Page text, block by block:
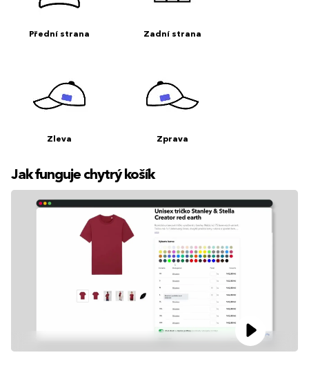
Přední strana Zadní strana
Zleva Zprava
Jak funguje chytrý košík